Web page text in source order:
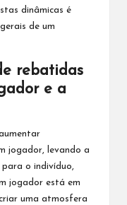
dinâmicas é
de um
rebatidas
e a
jogador, levando a
para o indivíduo,
jogador está em
uma atmosfera